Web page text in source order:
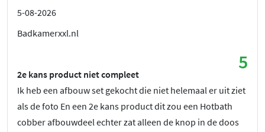
5-08-2026
Badkamerxxl.nl
5
2e kans product niet compleet
Ik heb een afbouw set gekocht die niet helemaal er uit ziet
als de foto En een 2e kans product dit zou een Hotbath
cobber afbouwdeel echter zat alleen de knop in de doos